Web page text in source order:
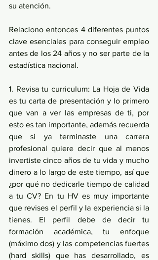
su atención.
Relaciono entonces 4 diferentes puntos
clave esenciales para conseguir empleo
antes de los 24 años y no ser parte de la
estadística nacional.
1. Revisa tu curriculum: La Hoja de Vida
es tu carta de presentación y lo primero
que van a ver las empresas de ti, por
esto es tan importante, además recuerda
que si ya terminaste una carrera
profesional quiere decir que al menos
invertiste cinco años de tu vida y mucho
dinero a lo largo de este tiempo, así que
¿por qué no dedicarle tiempo de calidad
a tu CV? En tu HV es muy importante
que revises el perfil y la experiencia si la
tienes. El perfil debe de decir tu
formación académica, tu enfoque
(máximo dos) y las competencias fuertes
(hard skills) que has desarrollado, es